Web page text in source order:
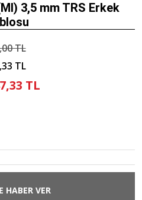
3,5 mm TRS Erkek
TL
TL
TL
HABER VER